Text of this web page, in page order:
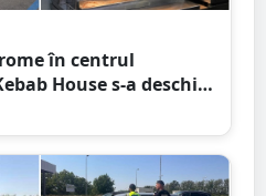
în centrul
House s-a deschis
azi și mâine